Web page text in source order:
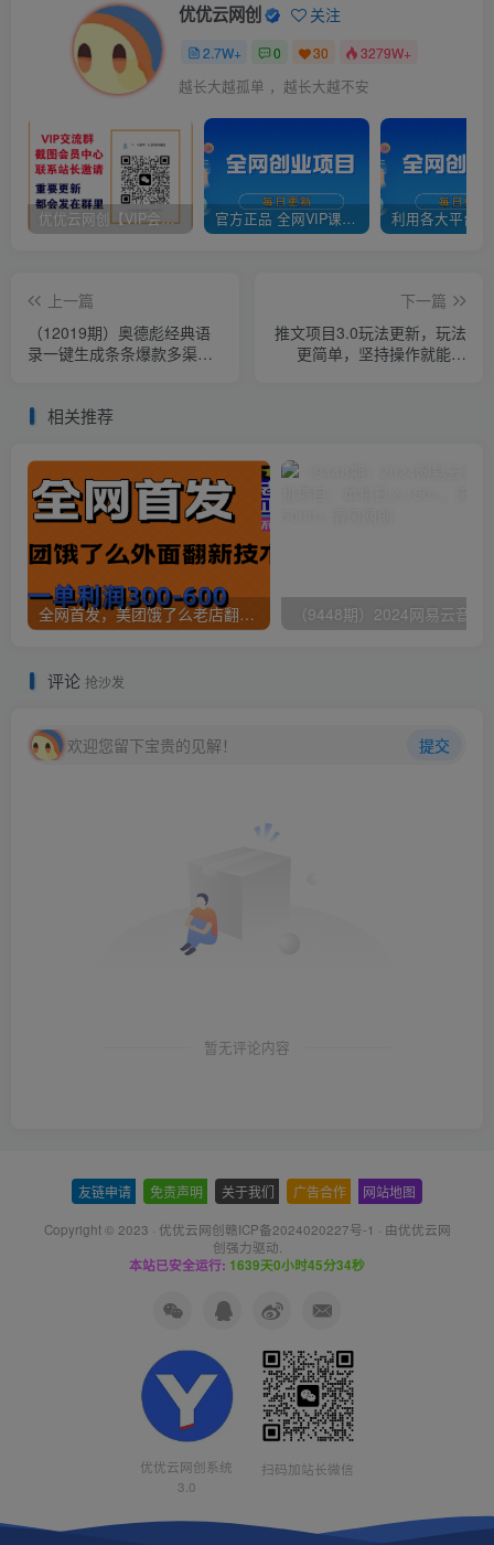
优优云网创 关注
2.7W+ 0 30 3279W+
越长大越孤单 ，越长大越不安
优优云网创【VIP会员专属交流群】 官方正品 全网VIP课程 无损下载~
上一篇
（12019期）奥德彪经典语
录一键生成条条爆款多渠道
下一篇
推文项目3.0玩法更新，玩法
更简单，坚持操作就能出
相关推荐
全网首发，美团饿了么老店翻新最新技术，一单利润300-600
评论 抢沙发
欢迎您留下宝贵的见解！ 提交
暂无评论内容
友链申请 免责声明 关于我们 广告合作 网站地图
Copyright © 2023 · 优优云网创赣ICP备2024020227号-1 · 由优优云网
创强力驱动.
本站已安全运行: 1639天0小时45分35秒
优优云网创系统
3.0
扫码加站长微信